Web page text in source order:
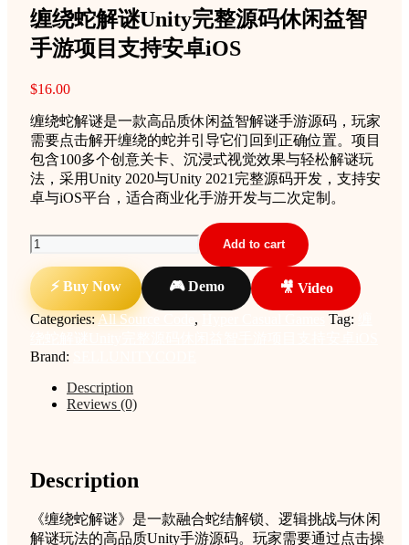
缠绕蛇解谜Unity完整源码休闲益智
手游项目支持安卓iOS
$16.00
缠绕蛇解谜是一款高品质休闲益智解谜手游源码，玩家
需要点击解开缠绕的蛇并引导它们回到正确位置。项目
包含100多个创意关卡、沉浸式视觉效果与轻松解谜玩
法，采用Unity 2020与Unity 2021完整源码开发，支持安
卓与iOS平台，适合商业化手游开发与二次定制。
缠
蛇
解
谜
完
益
智
游
Add to cart
⚡ Buy Now 🎮 Demo
🎥 Video
Categories:All Source Code , Tag:
Brand:
Description
Reviews (0)
Description
《缠绕蛇解谜》是一款融合蛇结解锁、逻辑挑战与休闲
解谜玩法的高品质Unity手游源码。玩家需要通过点击操